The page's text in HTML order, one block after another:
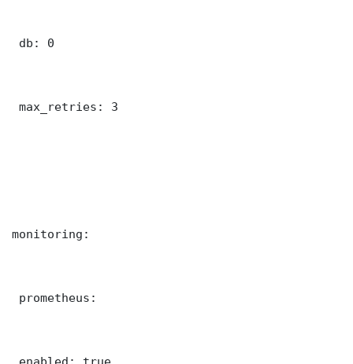
db: 0
max_retries: 3
monitoring:
prometheus:
enabled: true